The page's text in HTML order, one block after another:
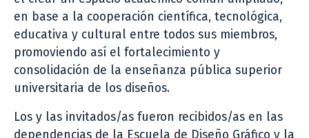
en base a la cooperación científica, tecnológica,
educativa y cultural entre todos sus miembros,
promoviendo así el fortalecimiento y
consolidación de la enseñanza pública superior
universitaria de los diseños.
Los y las invitados/as fueron recibidos/as en las
dependencias de la Escuela de Diseño Gráfico y la